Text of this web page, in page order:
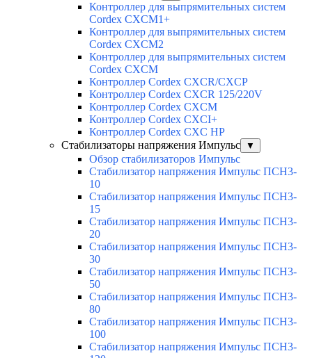
Контроллер для выпрямительных систем
Cordex CXCM1+
Контроллер для выпрямительных систем
Cordex CXCM2
Контроллер для выпрямительных систем
Cordex CXCM
Контроллер Cordex CXCR/CXCP
Контроллер Cordex CXCR 125/220V
Контроллер Cordex CXCM
Контроллер Cordex CXCI+
Контроллер Cordex CXC HP
Стабилизаторы напряжения Импульс
▼
Обзор стабилизаторов Импульс
Стабилизатор напряжения Импульс ПСН3-
10
Стабилизатор напряжения Импульс ПСН3-
15
Стабилизатор напряжения Импульс ПСН3-
20
Стабилизатор напряжения Импульс ПСН3-
30
Стабилизатор напряжения Импульс ПСН3-
50
Стабилизатор напряжения Импульс ПСН3-
80
Стабилизатор напряжения Импульс ПСН3-
100
Стабилизатор напряжения Импульс ПСН3-